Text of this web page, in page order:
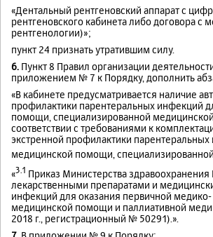
«Дентальный рентгеновский аппарат с
рентгеновского кабинета либо договора
рентгенологии)»;
пункт 24 признать утратившим силу.
6. Пункт 8 Правил организации
приложением № 7 к Порядку, дополнить
«В кабинете предусматривается наличие
профилактики парентеральных инфекций
помощи, специализированной
соответствии с требованиями к
экстренной профилактики
медицинской помощи,
«3.1 Приказ Министерства
лекарственными препаратами и
инфекций для оказания первичной
медицинской помощи и паллиативной
2018 г., регистрационный № 50291).».